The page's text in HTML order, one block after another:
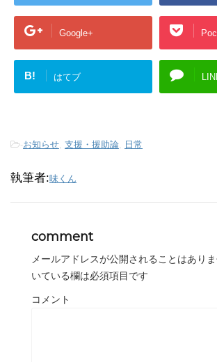
Google+
B! はてブ
-お知らせ, 支援・援助論, 日常
執筆者:味くん
comment
メールアドレスが公開されることはありま
いている欄は必須項目です
コメント